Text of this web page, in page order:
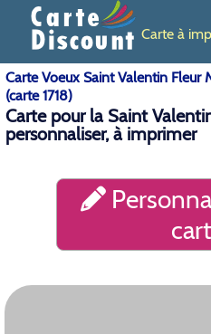
Carte à
Carte Voeux Saint Valentin
(carte 1718)
Carte pour la Saint
personnaliser, à imprimer